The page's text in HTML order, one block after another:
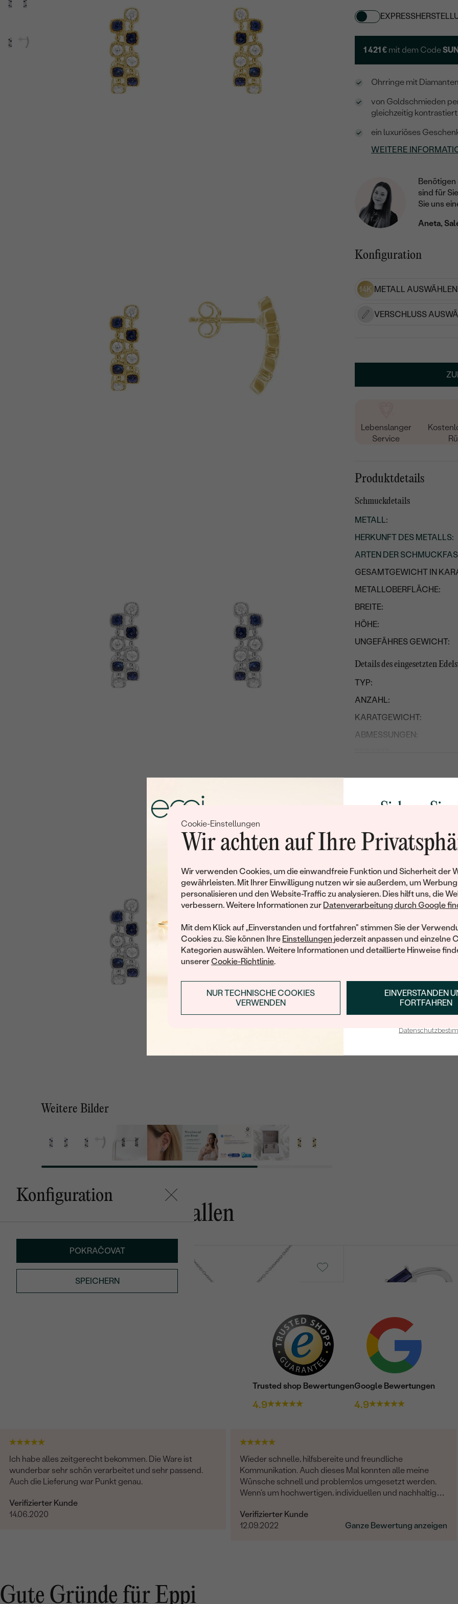
Cookie-Einstellungen
Wir achten auf Ihre
Wir verwenden Cookies, um die einwandfreie Funktion und Sicherheit der
gewährleisten. Mit Ihrer Einwilligung nutzen wir sie außerdem, um Werbung
personalisieren und den Website-Traffic zu analysieren. Dies hilft uns, die
verbessern. Weitere Informationen zur Datenverarbeitung durch Google
Mit dem Klick auf „Einverstanden und fortfahren" stimmen Sie der
Cookies zu. Sie können Ihre Einstellungen jederzeit anpassen und einzelne
Kategorien auswählen. Weitere Informationen und detaillierte Hinweise
unsererCookie-Richtlinie.
EINVERSTANDEN
FORTFAHREN
NUR TECHNISCHE COOKIES
VERWENDEN
Weitere Bilder
1 421 € mit dem Code
Ohrringe mit
von Goldschmieden
gleichzeitig kontrastiert
ein luxuriöses
WEITERE
Benötigen
sind für
Sie uns
Aneta,
Konfiguration
14K METALL
VERSCHLUSS
Lebenslanger
Service
Produktdetails
Schmuckdetails
METALL:
HERKUNFT DES METALLS:
ARTEN DER
GESAMTGEWICHT IN
METALLOBERFLÄCHE:
BREITE:
HÖHE:
UNGEFÄHRES GEWICHT:
Details des eingesetzten
TYP:
ANZAHL:
KARATGEWICHT:
ABMESSUNGEN:
HERKUNFT:
TYP:
KARATGEWICHT:
ABMESSUNGEN:
Konfiguration
POKRAČOVAT
SPEICHERN
Das könnte Ihnen gefallen
von € 419 AUF LAGER
Mirren
von € 1 019
Trusted shop Bewertungen
4.9
Google Bewertungen
4.9
Ich habe alles zeitgerecht bekommen. Die Ware ist
wunderbar sehr schön verarbeitet und sehr passend.
Auch die Lieferung war Punkt genau.
Verifizierter Kunde
14.06.2020
Wieder schnelle, hilfsbereite und freundliche
Kommunikation. Auch dieses Mal konnten alle meine
Wünsche schnell und problemlos umgesetzt werden.
Wenn's um hochwertigen, individuellen und nachhaltigen
Verifizierter Kunde
12.09.2022
Ganze Bewertung anzeigen
Gute Gründe für Eppi
Sichern Sie
Rabatt auf
Werden Sie Teil
und entdecken Sie die
gefertigten Schmucks
Ihren ersten
ANMELDEN &
E-Mail-Adresse je bei uns in